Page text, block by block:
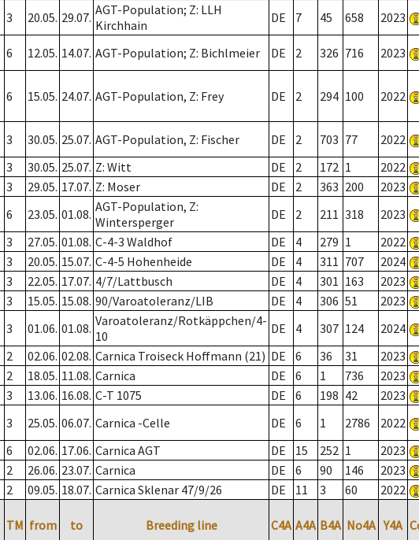
3 20.05. 29.07. AGT-Population; Z: LLH
Kirchhain
DE 7 45 658 2023
6 12.05. 14.07. AGT-Population; Z: Bichlmeier DE 2 326 716 2023
6 15.05. 24.07. AGT-Population, Z: Frey DE 2 294 100 2022
3 30.05. 25.07. AGT-Population, Z: Fischer DE 2 703 77 2022
3 30.05. 25.07. Z: Witt DE 2 172 1 2022
3 29.05. 17.07. Z: Moser DE 2 363 200 2023
6 23.05. 01.08. AGT-Population, Z:
Wintersperger
DE 2 211 318 2023
3 27.05. 01.08. C-4-3 Waldhof DE 4 279 1 2022
3 20.05. 15.07. C-4-5 Hohenheide DE 4 311 707 2024
3 22.05. 17.07. 4/7/Lattbusch DE 4 301 163 2023
3 15.05. 15.08. 90/Varoatoleranz/LIB DE 4 306 51 2023
3 01.06. 01.08. Varoatoleranz/Rotkäppchen/4-
10
DE 4 307 124 2024
2 02.06. 02.08. Carnica Troiseck Hoffmann (21) DE 6 36 31 2023
2 18.05. 11.08. Carnica DE 6 1 736 2023
3 13.06. 16.08. C-T 1075 DE 6 198 42 2023
3 25.05. 06.07. Carnica -Celle DE 6 1 2786 2022
6 02.06. 17.06. Carnica AGT DE 15 252 1 2023
2 26.06. 23.07. Carnica DE 6 90 146 2023
2 09.05. 18.07. Carnica Sklenar 47/9/26 DE 11 3 60 2022
TM from to Breeding line C4A A4A B4A No4A Y4A